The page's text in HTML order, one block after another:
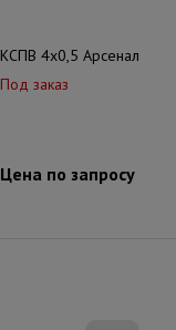
КСПВ 4х0,5 Арсенал
Под заказ
Цена по запросу